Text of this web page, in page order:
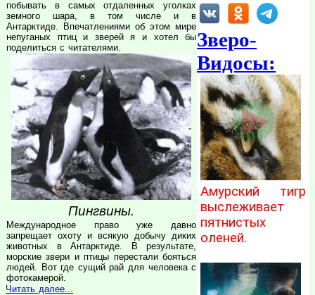
побывать в самых отдаленных уголках
земного шара, в том числе и в
Антарктиде. Впечатлениями об этом мире
непуганых птиц и зверей я и хотел бы
поделиться с читателями.
Пингвины.
Международное право уже давно
запрещает охоту и всякую добычу диких
животных в Антарктиде. В результате,
морские звери и птицы перестали бояться
людей. Вот где сущий рай для человека с
фотокамерой.
Читать далее...
Зверо-
Видосы:
Амурский тигр
выслеживает
пятнистых
оленей.